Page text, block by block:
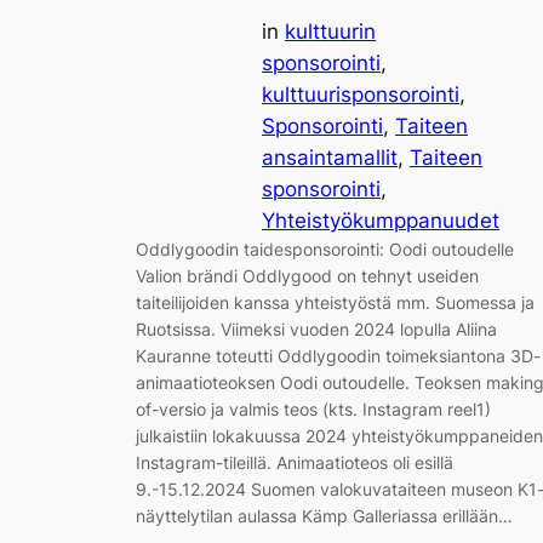
in kulttuurin
sponsorointi
kulttuurisponsorointi
Sponsorointi, Taiteen
ansaintamallit, Taiteen
sponsorointi
Yhteistyökumppanuudet
Oddlygoodin taidesponsorointi: Oodi outoudelle
Valion brändi Oddlygood on tehnyt useiden
taiteilijoiden kanssa yhteistyöstä mm. Suomessa ja
Ruotsissa. Viimeksi vuoden 2024 lopulla Aliina
Kauranne toteutti Oddlygoodin toimeksiantona 3D-
animaatioteoksen Oodi outoudelle. Teoksen making
of-versio ja valmis teos (kts. Instagram reel1)
julkaistiin lokakuussa 2024 yhteistyökumppaneiden
Instagram-tileillä. Animaatioteos oli esillä
9.-15.12.2024 Suomen valokuvataiteen museon K1-
näyttelytilan aulassa Kämp Galleriassa erillään…